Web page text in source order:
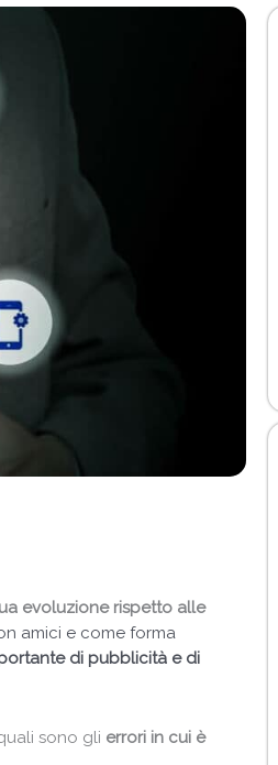
evoluzione rispetto alle
amici e come forma
di pubblicità e di
sono gli errori in cui è